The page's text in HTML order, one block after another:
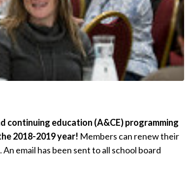
continuing education (A&CE) programming
2018-2019 year! Members can renew their
. An email has been sent to all school board